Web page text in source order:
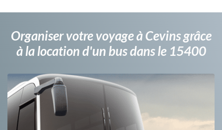
Organiser votre voyage à Cevins grâce
à la location d'un bus dans le 15400